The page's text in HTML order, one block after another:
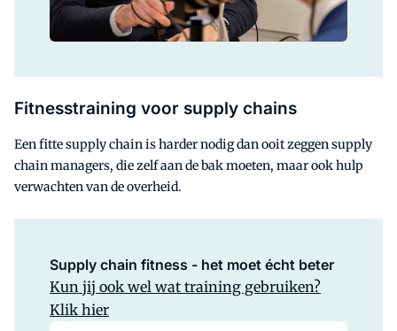
Fitnesstraining voor supply chains
Een fitte supply chain is harder nodig dan ooit zeggen supply
chain managers, die zelf aan de bak moeten, maar ook hulp
verwachten van de overheid.
Supply chain fitness - het moet écht beter
Kun jij ook wel wat training gebruiken?
Klik hier